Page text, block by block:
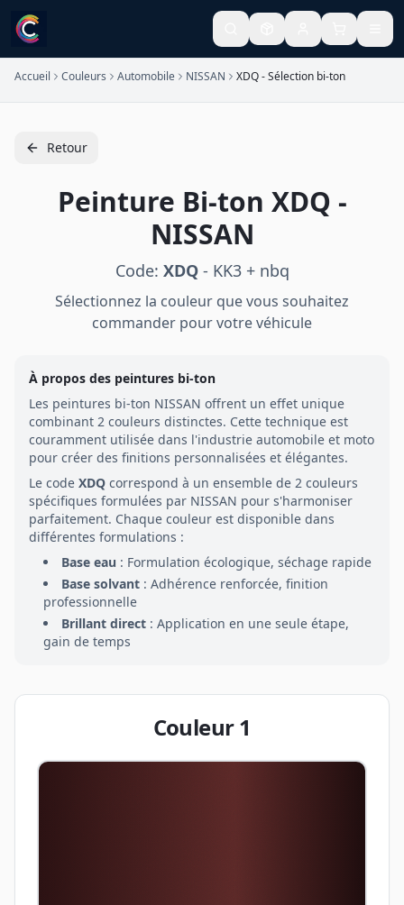
Accueil Couleurs Automobile NISSAN XDQ - Sélection bi-ton
Retour
Peinture Bi-ton XDQ -
NISSAN
Code: XDQ- KK3 + nbq
Sélectionnez la couleur que vous souhaitez
commander pour votre véhicule
À propos des peintures bi-ton
Les peintures bi-ton NISSAN offrent un effet unique
combinant 2 couleurs distinctes. Cette technique est
couramment utilisée dans l'industrie automobile et moto
pour créer des finitions personnalisées et élégantes.
Le code XDQ correspond à un ensemble de 2 couleurs
spécifiques formulées par NISSAN pour s'harmoniser
parfaitement. Chaque couleur est disponible dans
différentes formulations :
Base eau : Formulation écologique, séchage rapide
Base solvant : Adhérence renforcée, finition
professionnelle
Brillant direct : Application en une seule étape,
gain de temps
Couleur1